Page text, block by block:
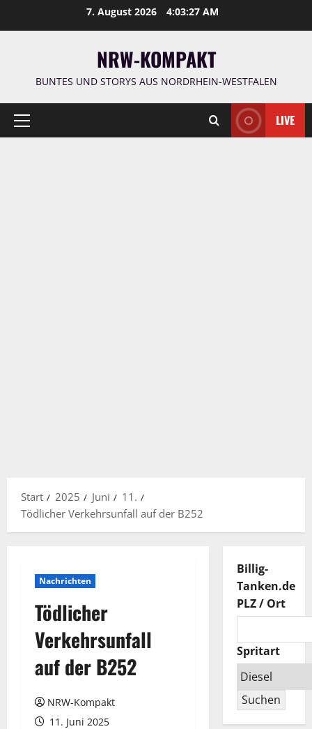
7. August 2026 4:03:28 AM
NRW-KOMPAKT
BUNTES UND STORYS AUS NORDRHEIN-WESTFALEN
Primäres
LIVE
Start 2025 Juni
11.
Tödlicher Verkehrsunfall auf der B252
Nachrichten
Tödlicher
Verkehrsunfall
auf der B252
NRW-Kompakt
11. Juni 2025
Billig-
Tanken.de
PLZ / Ort
Spritart
Suchen